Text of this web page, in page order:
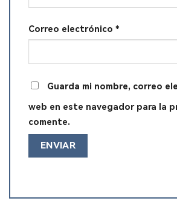
Correo electrónico *
Guarda mi nombre, correo
web en este navegador para la
comente.